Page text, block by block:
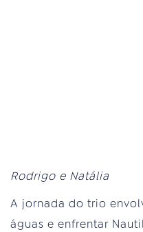
Rodrigo e Natália
A jornada do trio
águas e enfrentar